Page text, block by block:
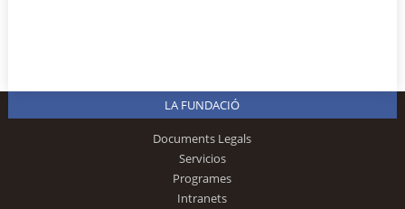
LA FUNDACIÓ
Documents Legals
Servicios
Programes
Intranets